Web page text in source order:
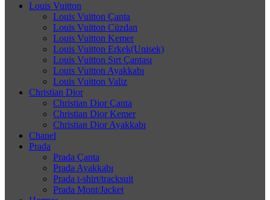
Louis Vuitton
Louis Vuitton Çanta
Louis Vuitton Cüzdan
Louis Vuitton Kemer
Louis Vuitton Erkek(Unisek)
Louis Vuitton Sırt Çantası
Louis Vuitton Ayakkabı
Louis Vuitton Valiz
Christian Dior
Christian Dior Çanta
Christian Dior Kemer
Christian Dior Ayakkabı
Chanel
Prada
Prada Çanta
Prada Ayakkabı
Prada t-shirt/tracksuit
Prada Mont/Jacket